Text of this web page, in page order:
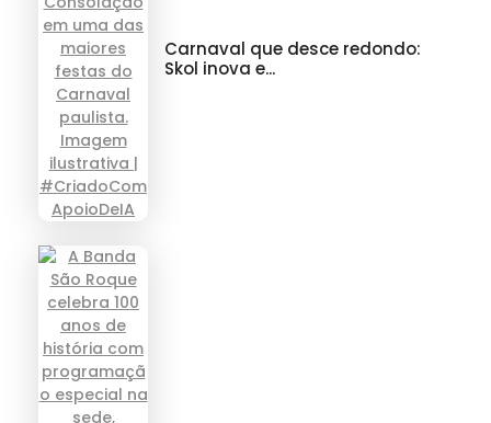
Carnaval que desce redondo:
Skol inova e...